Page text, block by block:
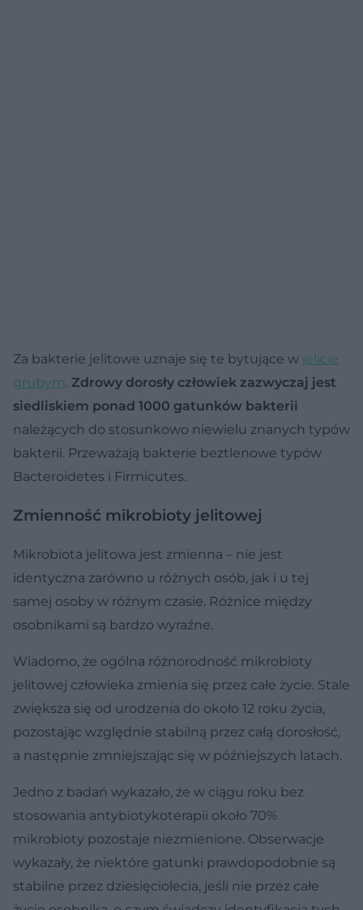
Za bakterie jelitowe uznaje się te bytujące w jelicie
grubym. Zdrowy dorosły człowiek zazwyczaj jest
siedliskiem ponad 1000 gatunków bakterii
należących do stosunkowo niewielu znanych typów
bakterii. Przeważają bakterie beztlenowe typów
Bacteroidetes i Firmicutes.
Zmienność mikrobioty jelitowej
Mikrobiota jelitowa jest zmienna – nie jest
identyczna zarówno u różnych osób, jak i u tej
samej osoby w różnym czasie. Różnice między
osobnikami są bardzo wyraźne.
Wiadomo, że ogólna różnorodność mikrobioty
jelitowej człowieka zmienia się przez całe życie. Stale
zwiększa się od urodzenia do około 12 roku życia,
pozostając względnie stabilną przez całą dorosłość,
a następnie zmniejszając się w późniejszych latach.
Jedno z badań wykazało, że w ciągu roku bez
stosowania antybiotykoterapii około 70%
mikrobioty pozostaje niezmienione. Obserwacje
wykazały, że niektóre gatunki prawdopodobnie są
stabilne przez dziesięciolecia, jeśli nie przez całe